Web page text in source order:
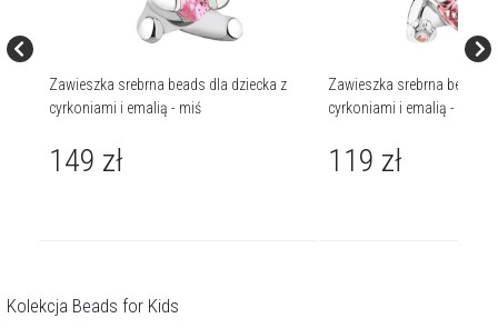
Zawieszka srebrna beads dla dziecka z
cyrkoniami i emalią - miś
149 zł
Zawieszka srebrna beads
cyrkoniami i emalią - miś,
119 zł
Kolekcja Beads for Kids